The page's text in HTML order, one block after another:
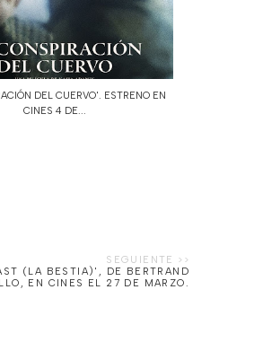
DEL CUERVO'. ESTRENO EN
CINES 4 DE...
(LA BESTIA)', DE BERTRAND
EN CINES EL 27 DE MARZO.